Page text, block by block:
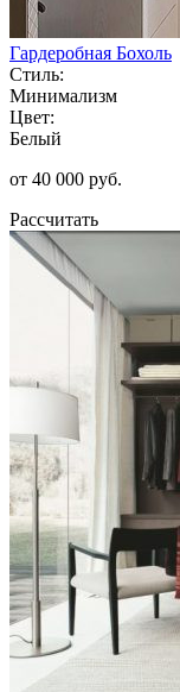
Гардеробная Бохоль
Стиль:
Минимализм
Цвет:
Белый
от 40 000 руб.
Рассчитать